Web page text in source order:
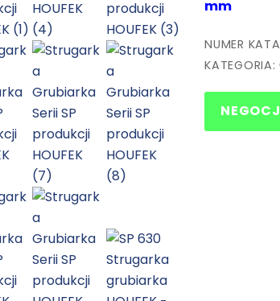
mm
NUMER
KATEGORIA: